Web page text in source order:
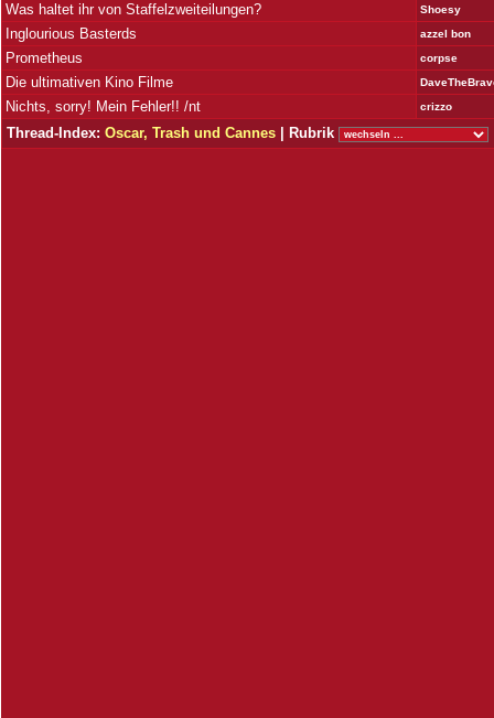
Was haltet ihr von Staffelzweiteilungen? Shoesy
Inglourious Basterds azzel bon
Prometheus corpse
Die ultimativen Kino Filme
Nichts, sorry! Mein Fehler!! /nt crizzo
Thread-Index: Oscar, Trash und Cannes | Rubrik